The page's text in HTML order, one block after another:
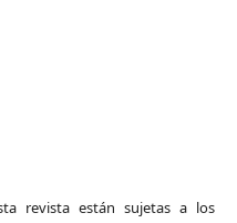
revista están sujetas a los